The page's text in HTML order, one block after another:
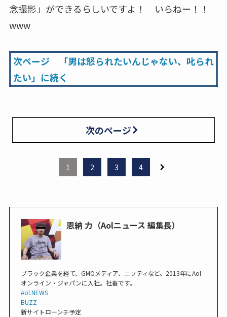
念撮影」ができるらしいですよ！ いらねー！！
www
次ページ 「男は怒られたいんじゃない、叱られ
たい」に続く
次のページ
1 2 3 4
恩納 力（Aolニュース 編集長）
ブラック企業を経て、GMOメディア、ニフティなど。2013年にAol
オンライン・ジャパンに入社。社畜です。
Aol.NEWS
BUZZ
新サイトローンチ予定